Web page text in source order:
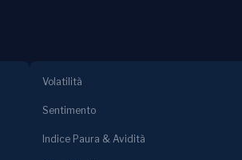
Volatilità
Sentimento
Indice Paura & Avidità